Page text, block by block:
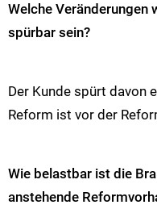
Welche Veränderungen
spürbar sein?
Der Kunde spürt davon
Reform ist vor der
Wie belastbar ist die
anstehende